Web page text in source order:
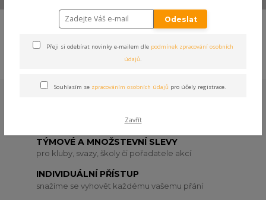
při nákupu nad 2000 Kč
TÝMOVÉ A MNOŽSTEVNÍ SLEVY
pro kluby, svazy, školy či pořadatele akcí
INDIVIDUÁLNÍ PŘÍSTUP
snažíme se vyhovět každému vašemu přání
Odeslat
Přeji si odebírat novinky e-mailem dle podmínek zpracování osobních
údajů.
Souhlasím se zpracováním osobních údajů pro účely registrace.
Zavřít